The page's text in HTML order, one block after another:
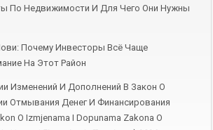
По Недвижимости И Для Чего Они Нужны
Почему Инвесторы Всё Чаще
На Этот Район
Изменений И Дополнений В Закон О
Отмывания Денег И Финансирования
O Izmjenama I Dopunama Zakona O